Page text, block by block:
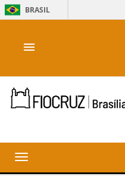
BRASIL
menu
Toggle
navigation